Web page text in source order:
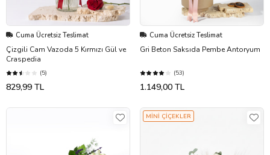
Cuma Ücretsiz Teslimat
Çizgili Cam Vazoda 5 Kırmızı Gül ve
Craspedia
(5)
829,99 TL
Cuma Ücretsiz Teslimat
Gri Beton Saksıda Pembe Antoryum
(53)
1.149,00 TL
MİNİ ÇİÇEKLER